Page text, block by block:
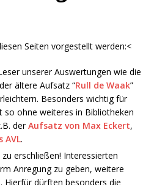
Seiten vorgestellt werden:<
unserer Auswertungen wie die
ältere Aufsatz “Rull de Waak”
Besonders wichtig für
so ohne weiteres in Bibliotheken
derAufsatz von Max Eckert,
AVL.
erschließen! Interessierten
Anregung zu geben, weitere
Hierfür dürften besonders die